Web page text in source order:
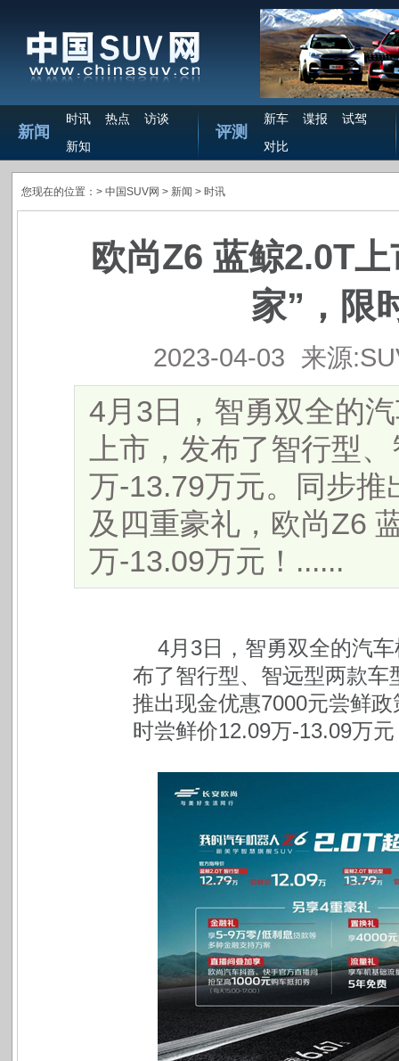
新闻
时讯 热点
访谈
新知
评测
新车 谍报
试驾
对比
您现在的位置：> 中国SUV网 > 新闻 > 时讯
欧尚Z6 蓝鲸2.0T
家”，限
2023-04-03 来源
4月3日，智勇双全的
上市，发布了智行型
万-13.79万元。同步
及四重豪礼，欧尚Z6
万-13.09万元！......
4月3日，智勇双全的汽
布了智行型、智远型两款车
推出现金优惠7000元尝鲜
时尝鲜价12.09万-13.09万